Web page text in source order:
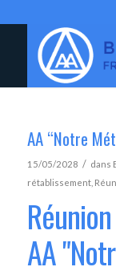
AA “Notre
15/05/2028 / dans
rétablissement,
AA